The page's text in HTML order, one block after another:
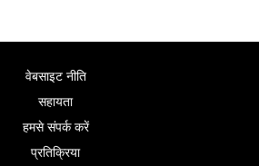
वेबसाइट नीति
सहायता
हमसे संपर्क करें
प्रतिक्रिया